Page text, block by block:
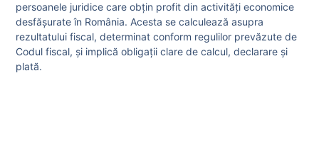
persoanele juridice care obțin profit din activități economice
desfășurate în România. Acesta se calculează asupra
rezultatului fiscal, determinat conform regulilor prevăzute de
Codul fiscal, și implică obligații clare de calcul, declarare și
plată.